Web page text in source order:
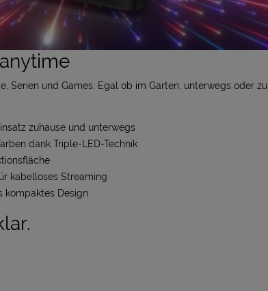
Serien und Games. Egal ob im Garten, unterwegs oder zu
zuhause und unterwegs
dank Triple-LED-Technik
kabelloses Streaming
kompaktes Design